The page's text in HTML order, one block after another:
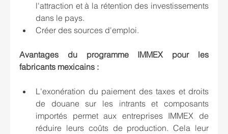
l'attraction et à la rétention des investissements
dans le pays.
Créer des sources d'emploi.
Avantages du programme IMMEX pour les
fabricants mexicains :
L'exonération du paiement des taxes et droits
de douane sur les intrants et composants
importés permet aux entreprises IMMEX de
réduire leurs coûts de production. Cela leur